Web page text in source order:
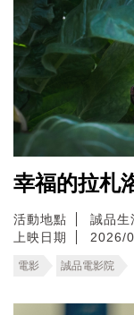
幸福的拉札
活動地點
誠品生
上映日期
2026/
電影 誠品電影院